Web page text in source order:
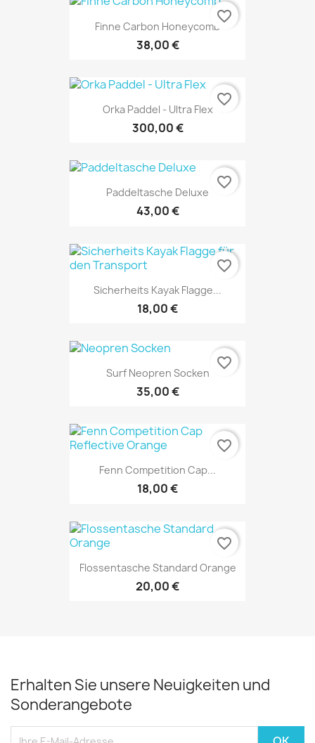
Finne Carbon Honeycomb
38,00 €
favorite_border
Orka Paddel - Ultra Flex
300,00 €
favorite_border
Paddeltasche Deluxe
43,00 €
favorite_border
Sicherheits Kayak Flagge...
18,00 €
favorite_border
Surf Neopren Socken
35,00 €
favorite_border
Fenn Competition Cap...
18,00 €
favorite_border
Flossentasche Standard Orange
20,00 €
favorite_border
Erhalten Sie unsere Neuigkeiten und
Sonderangebote